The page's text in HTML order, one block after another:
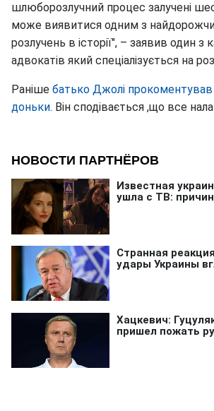
шлюборозлучний процес залучені
може виявитися одним з
розлучень в історії", – заявив один з
адвокатів який спеціалізується на
Раніше батько Джолі прокоментував
доньки. Він сподівається ,що все